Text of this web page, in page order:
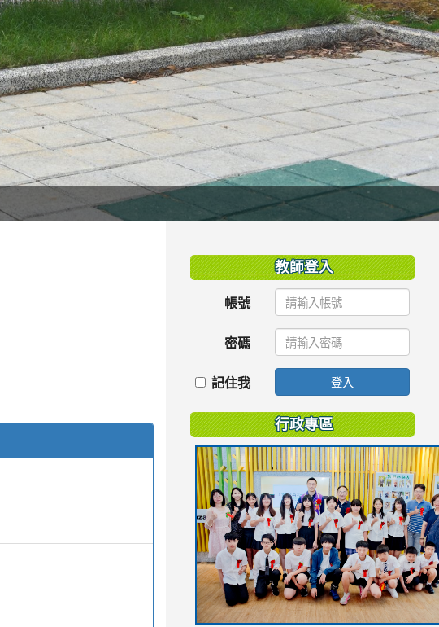
教師登入
帳號
密碼
記住我 登入
行政專區